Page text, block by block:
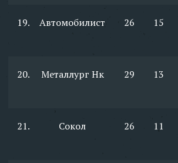
19. Автомобилист 26 15
20. Металлург Нк 29 13
21. Сокол 26 11